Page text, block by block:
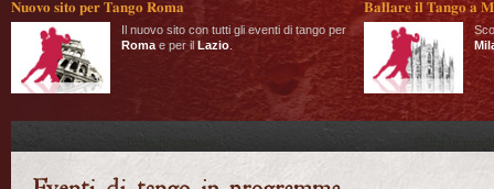
Nuovo sito per Tango Roma
Il nuovo sito con tutti gli eventi di tango per
Roma e per il Lazio
Ballare il Tango a